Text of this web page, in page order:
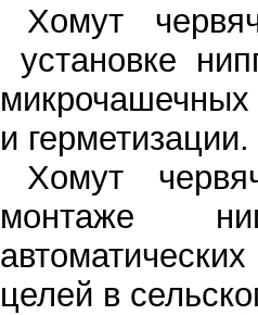
Хомут
установке
и герметизации.
Хомут
монтаже
целей в